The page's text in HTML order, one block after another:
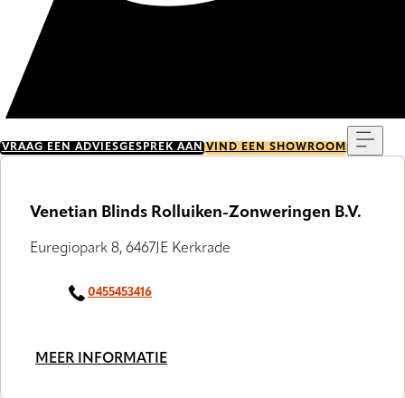
VRAAG EEN ADVIESGESPREK AAN VIND EEN SHOWROOM
Venetian Blinds Rolluiken-Zonweringen B.V.
Euregiopark 8, 6467JE Kerkrade
0455453416
MEER INFORMATIE